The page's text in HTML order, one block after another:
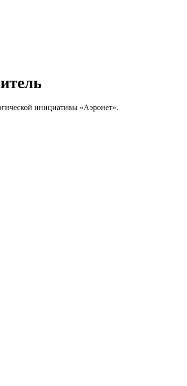
инициативы «Аэронет».